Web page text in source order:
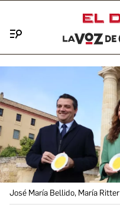
José María Bellido, María